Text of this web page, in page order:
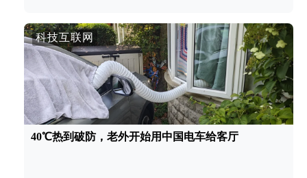
科技互联网
40℃热到破防，老外开始用中国电车给客厅